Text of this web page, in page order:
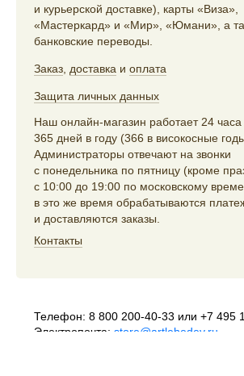
и курьерской доставке), карты «Виза»,
«Мастеркард» и «Мир», «Юмани», а
банковские переводы.
Заказ доставка и оплата
Защита личных данных
Наш онлайн-магазин работает 24 часа
365 дней в году (366 в високосные
Администраторы отвечают на звонки
с понедельника по пятницу (кроме
с 10:00 до 19:00 по московскому
в это же время обрабатываются
и доставляются заказы.
Контакты
Телефон: 8 800 200-40-33 или +7 495
Электропочта: store@artlebedev.ru